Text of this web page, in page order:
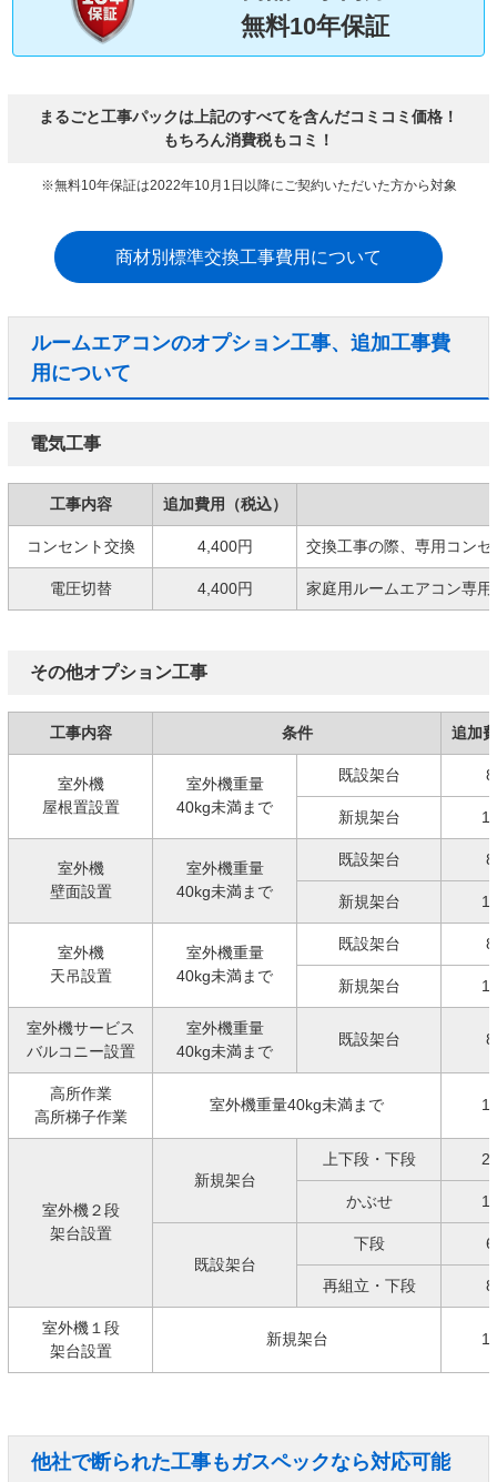
無料10年保証
まるごと工事パックは上記のすべてを含んだコミコミ価格！
もちろん消費税もコミ！
※無料10年保証は2022年10月1日以降にご契約いただいた方から対象
商材別標準交換工事費用について
ルームエアコンのオプション工事、追加工事費
用について
電気工事
工事内容 追加費用（税込）
コンセント交換 4,400円 交換工事の際、専用コン
電圧切替 4,400円 家庭用ルームエアコン専
その他オプション工事
工事内容 条件 追加
室外機
屋根置設置
室外機重量
40kg未満まで
既設架台
新規架台
室外機
壁面設置
室外機重量
40kg未満まで
既設架台
新規架台
室外機
天吊設置
室外機重量
40kg未満まで
既設架台
新規架台
室外機サービス
バルコニー設置
室外機重量
40kg未満まで
既設架台
高所作業
高所梯子作業
室外機重量40kg未満まで
室外機２段
架台設置
新規架台
上下段・下段
かぶせ
既設架台
下段
再組立・下段
室外機１段
架台設置
新規架台
他社で断られた工事もガスペックなら対応可能